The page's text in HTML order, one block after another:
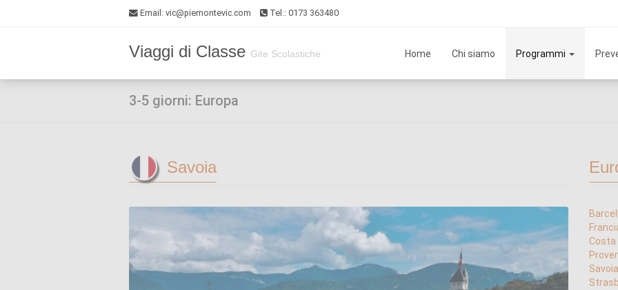
Email : vic@piemontevic.com Tel.: 0173 363480
Viaggi di Classe Gite Scolastiche Home Chi siamo Programmi
3-5 giorni: Europa
Savoia
Costa
Savoia